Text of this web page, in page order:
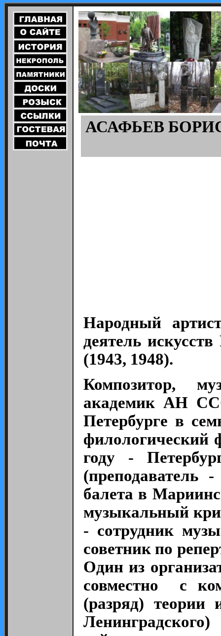
АСАФЬЕВ БОРИС
Народный
деятель
(1943, 1948).
Композитор,
академик АН
Петербурге в
филологический
году -
балета в
музыкальный
- сотрудник
советник по
Один из
совместно с
(разряд) теории